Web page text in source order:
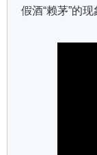
假酒“赖茅”的